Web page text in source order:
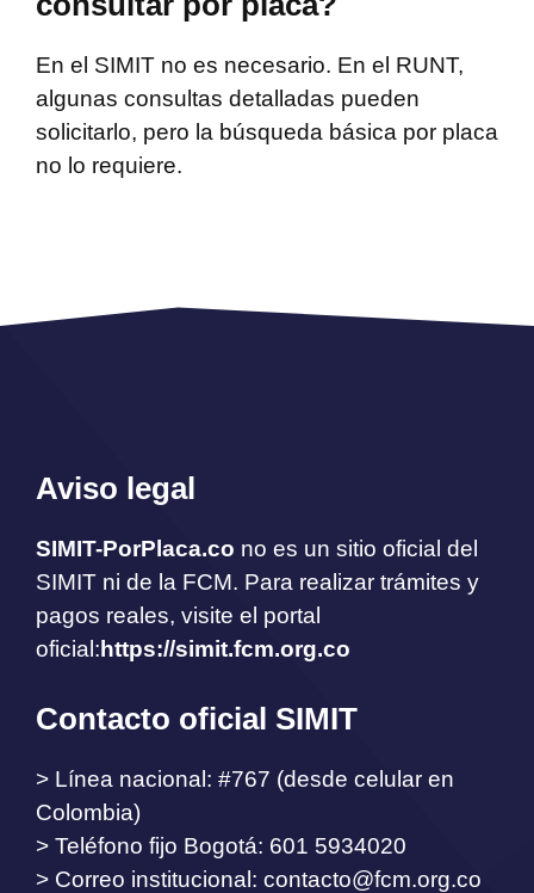
En el SIMIT no es necesario. En el RUNT,
algunas consultas detalladas pueden
solicitarlo, pero la búsqueda básica por placa
no lo requiere.
Aviso legal
SIMIT-PorPlaca.co no es un sitio oficial del
SIMIT ni de la FCM. Para realizar trámites y
pagos reales, visite el portal
oficial:https://simit.fcm.org.co
Contacto oficial SIMIT
> Línea nacional: #767 (desde celular en
Colombia)
> Teléfono fijo Bogotá: 601 5934020
> Correo institucional: contacto@fcm.org.co